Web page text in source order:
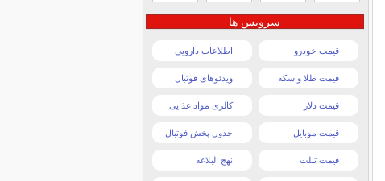
سرویس ها
قیمت خودرو اطلاعات دارویی
قیمت طلا و سکه ویدئوهای فوتبال
قیمت دلار کالری مواد غذایی
قیمت موبایل جدول پخش فوتبال
قیمت تبلت نهج البلاغه